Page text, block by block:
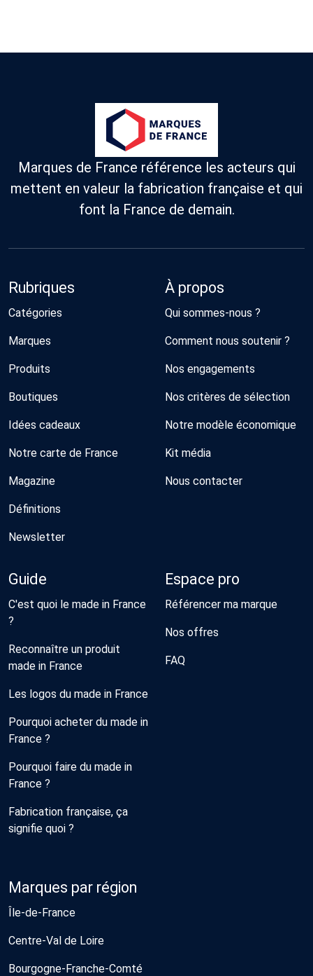
Marques de France référence les acteurs qui
mettent en valeur la fabrication française et qui
font la France de demain.
Rubriques
Catégories
Marques
Produits
Boutiques
Idées cadeaux
Notre carte de France
Magazine
Définitions
Newsletter
À propos
Qui sommes-nous ?
Comment nous soutenir ?
Nos engagements
Nos critères de sélection
Notre modèle économique
Kit média
Nous contacter
Guide
C'est quoi le made in France
?
Reconnaître un produit
made in France
Les logos du made in France
Pourquoi acheter du made in
France ?
Pourquoi faire du made in
France ?
Fabrication française, ça
signifie quoi ?
Espace pro
Référencer ma marque
Nos offres
FAQ
Marques par région
Île-de-France
Centre-Val de Loire
Bourgogne-Franche-Comté